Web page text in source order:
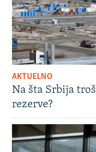
AKTUELNO
Na šta Srbija
rezerve?